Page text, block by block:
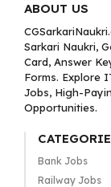
ABOUT US
Sarkari Naukri,
Card, Answer
Forms. Explore
Jobs, High-
Opportunities.
Bank Jobs
Railway Jobs